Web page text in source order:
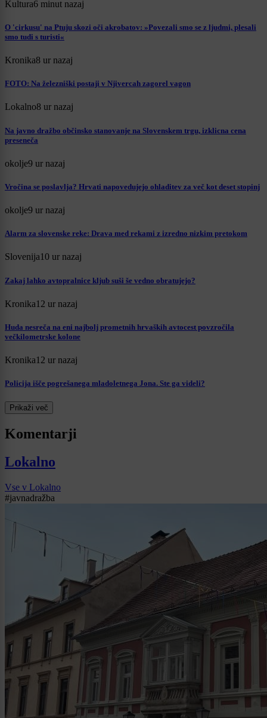
Kultura6 minut nazaj
O 'cirkusu' na Ptuju skozi oči akrobatov: »Povezali smo se z ljudmi, plesali
smo tudi s turisti«
Kronika8 ur nazaj
FOTO: Na železniški postaji v Njivercah zagorel vagon
Lokalno8 ur nazaj
Na javno dražbo občinsko stanovanje na Slovenskem trgu, izklicna cena
preseneča
okolje9 ur nazaj
Vročina se poslavlja? Hrvati napovedujejo ohladitev za več kot deset stopinj
okolje9 ur nazaj
Alarm za slovenske reke: Drava med rekami z izredno nizkim pretokom
Slovenija10 ur nazaj
Zakaj lahko avtopralnice kljub suši še vedno obratujejo?
Kronika12 ur nazaj
Huda nesreča na eni najbolj prometnih hrvaških avtocest povzročila
večkilometrske kolone
Kronika12 ur nazaj
Policija išče pogrešanega mladoletnega Jona. Ste ga videli?
Prikaži več
Komentarji
Lokalno
Vse v Lokalno
#javnadražba